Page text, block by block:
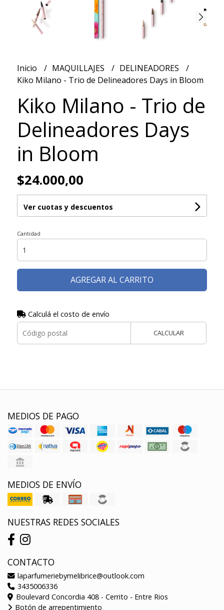
Inicio MAQUILLAJES
DELINEADORES
Kiko Milano - Trio de Delineadores Days in Bloom
Kiko Milano - Trio de
Delineadores Days
in Bloom
$24.000,00
Ver cuotas y descuentos
Cantidad
AGREGAR AL CARRITO
Calculá el costo de envío
CALCULAR
MEDIOS DE PAGO
MEDIOS DE ENVÍO
NUESTRAS REDES SOCIALES
CONTACTO
laparfumeriebymelibrice@outlook.com
3435006336
Boulevard Concordia 408 - Cerrito - Entre Rios
Botón de arrepentimiento